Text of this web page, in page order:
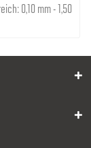
0,10 mm - 1,50